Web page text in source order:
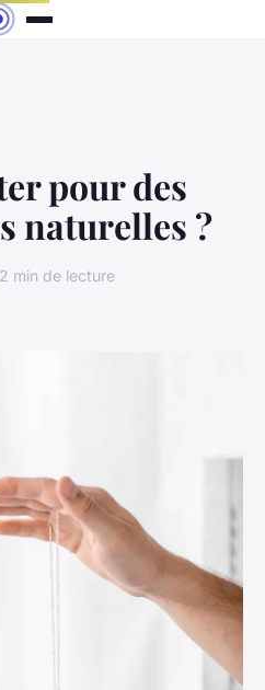
pour des
naturelles ?
min de lecture